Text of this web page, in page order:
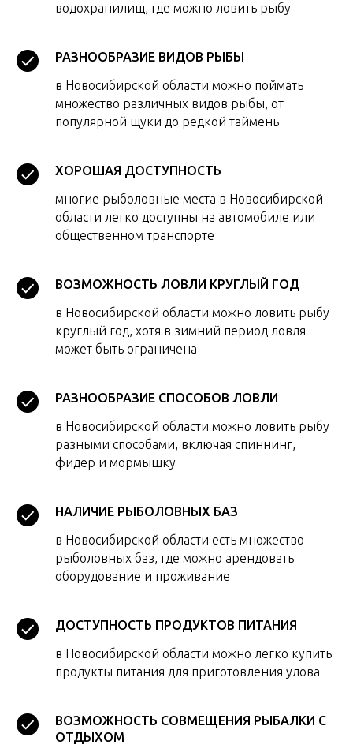
водохранилищ, где можно ловить рыбу
РАЗНООБРАЗИЕ ВИДОВ РЫБЫ
в Новосибирской области можно поймать
множество различных видов рыбы, от
популярной щуки до редкой таймень
ХОРОШАЯ ДОСТУПНОСТЬ
многие рыболовные места в Новосибирской
области легко доступны на автомобиле или
общественном транспорте
ВОЗМОЖНОСТЬ ЛОВЛИ КРУГЛЫЙ ГОД
в Новосибирской области можно ловить рыбу
круглый год, хотя в зимний период ловля
может быть ограничена
РАЗНООБРАЗИЕ СПОСОБОВ ЛОВЛИ
в Новосибирской области можно ловить рыбу
разными способами, включая спиннинг,
фидер и мормышку
НАЛИЧИЕ РЫБОЛОВНЫХ БАЗ
в Новосибирской области есть множество
рыболовных баз, где можно арендовать
оборудование и проживание
ДОСТУПНОСТЬ ПРОДУКТОВ ПИТАНИЯ
в Новосибирской области можно легко купить
продукты питания для приготовления улова
ВОЗМОЖНОСТЬ СОВМЕЩЕНИЯ РЫБАЛКИ С
ОТДЫХОМ